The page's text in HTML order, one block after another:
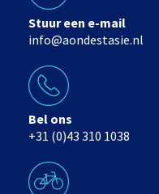
Stuur een e-mail
info@aondestasie.nl
Bel ons
+31 (0)43 310 1038